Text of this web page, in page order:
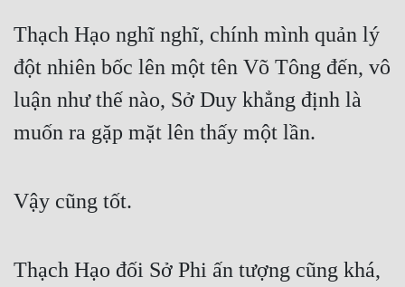
Thạch Hạo nghĩ nghĩ, chính mình quản lý
đột nhiên bốc lên một tên Võ Tông đến, vô
luận như thế nào, Sở Duy khẳng định là
muốn ra gặp mặt lên thấy một lần.
Vậy cũng tốt.
Thạch Hạo đối Sở Phi ấn tượng cũng khá,